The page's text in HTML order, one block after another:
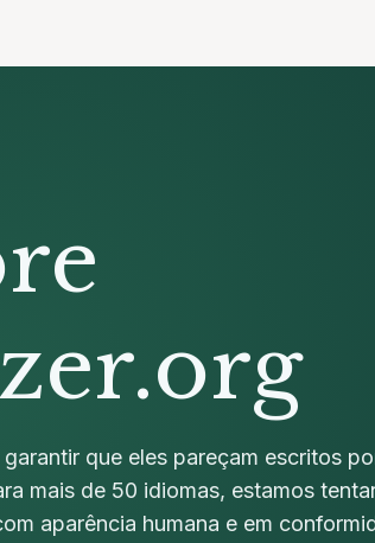
que eles pareçam escritos
mais de 50 idiomas, estamos
aparência humana e em